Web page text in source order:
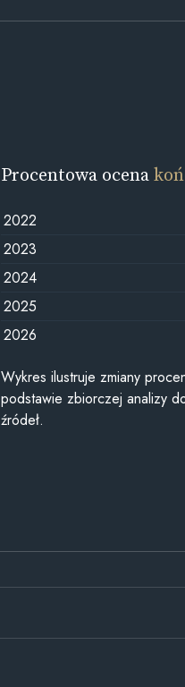
Procentowa ocena
2022
2023
2024
2025
2026
Wykres ilustruje zmiany
podstawie zbiorczej analizy
źródeł.